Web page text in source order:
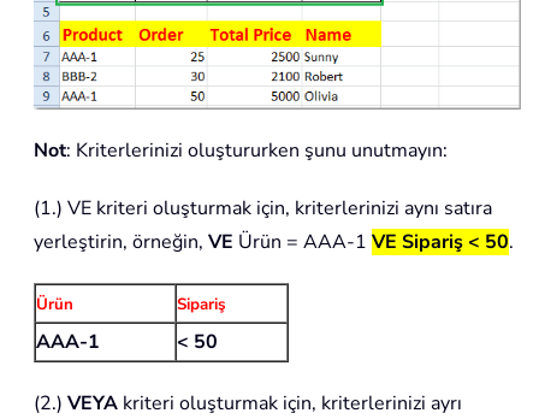
Not: Kriterlerinizi oluştururken şunu unutmayın:
(1.) VE kriteri oluşturmak için, kriterlerinizi aynı satıra
yerleştirin, örneğin, VE Ürün = AAA-1 VE Sipariş < 50.
Ürün Sipariş
AAA-1 < 50
(2.) VEYA kriteri oluşturmak için, kriterlerinizi ayrı